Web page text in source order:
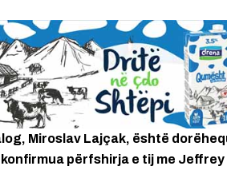
Miroslav Lajçak, është
përfshirja e tij me